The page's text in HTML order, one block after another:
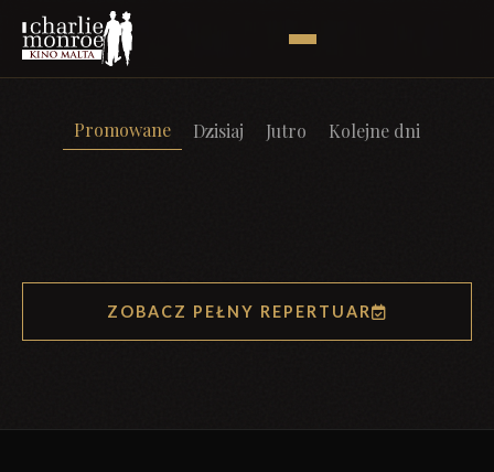
Promowane Dzisiaj Jutro Kolejne dni
ZOBACZ PEŁNY REPERTUAR